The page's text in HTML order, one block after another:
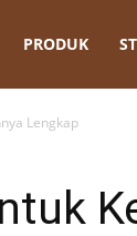
PRODUK
Lengkap